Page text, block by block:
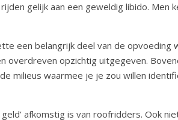
gelijk aan een geweldig libido. Men
een belangrijk deel van de opvoeding
overdreven opzichtig uitgegeven.
milieus waarmee je je zou willen
afkomstig is van roofridders. Ook